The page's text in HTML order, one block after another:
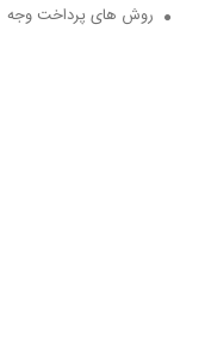
روش های پرداخت وجه